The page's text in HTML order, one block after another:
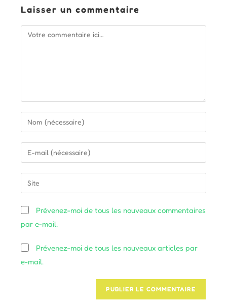
Laisser un commentaire
Comment
Enter
your
name
comment
Enter
your
email
address
comment
Saisir
l’URL
de
votre
site
(facultatif)
Prévenez-moi de tous les nouveaux commentaires
par e-mail.
Prévenez-moi de tous les nouveaux articles par
e-mail.